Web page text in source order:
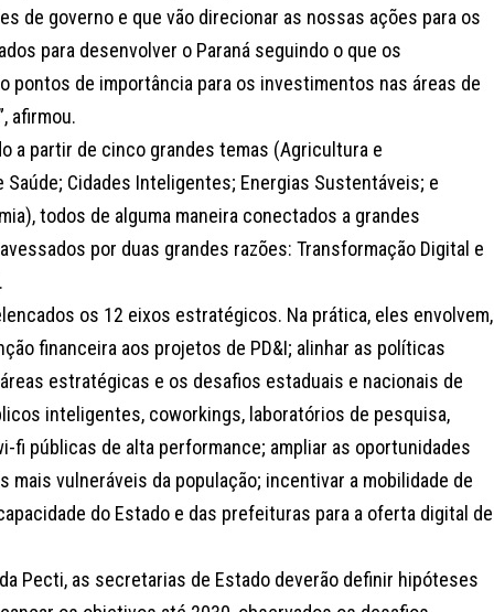
de governo e que vão direcionar as nossas ações para os
para desenvolver o Paraná seguindo o que os
pontos de importância para os investimentos nas áreas de
afirmou.
a partir de cinco grandes temas (Agricultura e
Cidades Inteligentes; Energias Sustentáveis; e
todos de alguma maneira conectados a grandes
por duas grandes razões: Transformação Digital e
os 12 eixos estratégicos. Na prática, eles envolvem,
financeira aos projetos de PD&I; alinhar as políticas
estratégicas e os desafios estaduais e nacionais de
inteligentes, coworkings, laboratórios de pesquisa,
fi públicas de alta performance; ampliar as oportunidades
mais vulneráveis da população; incentivar a mobilidade de
do Estado e das prefeituras para a oferta digital de
Pecti, as secretarias de Estado deverão definir hipóteses